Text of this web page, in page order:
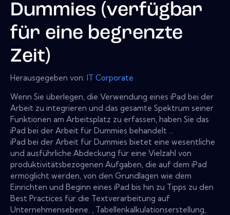
Dummies (verfügbar
für eine begrenzte
Zeit)
Herausgegeben von: IT Corporate
Wenn Sie überlegen, die Verwendung eines iPad bei der
Arbeit zu integrieren und das gesamte Spektrum seiner
Funktionen am Arbeitsplatz zu erfassen, haben Sie das
iPad bei der Arbeit für Dummies behandelt ...
iPad bei der Arbeit für Dummies bietet eine wesentliche
und ausführliche Abdeckung für eine Vielzahl von
produktivitätsbezogenen Aufgaben, die auf dem iPad
ermöglicht werden, von den Grundlagen wie dem
Einrichten und Beginn eines iPad bis hin zu Tipps zu den
Best Practices für die Textverarbeitung auf
Unternehmensebene. , Tabellenkalkulationserstellung,